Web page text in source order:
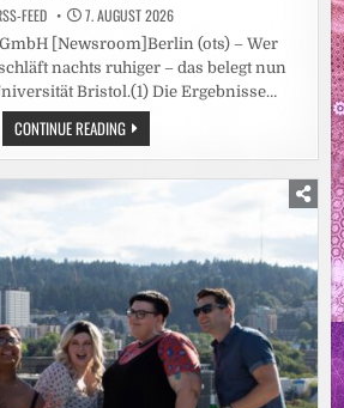
FEED 7. AUGUST 2026
[Newsroom]Berlin (ots) – Wer
nachts ruhiger – das belegt nun
Bristol.(1) Die Ergebnisse…
CONTINUE READINGENTSPANNTER
SCHLAFEN
DURCH
ZEHBE
UND
TOO
GOOD
TO
GO
VERRATEN
6
PRAKTISCHE